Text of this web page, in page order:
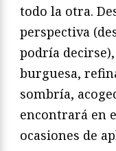
todo la otra.
perspectiva
podría
burguesa,
sombría,
encontrará en
ocasiones de